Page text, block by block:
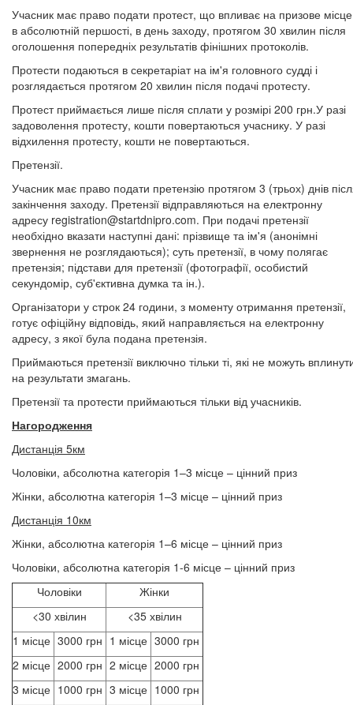
Учасник має право подати протест, що впливає на призове місце
в абсолютній першості, в день заходу, протягом 30 хвилин після
оголошення попередніх результатів фінішних протоколів.
Протести подаються в секретаріат на ім'я головного судді і
розглядається протягом 20 хвилин після подачі протесту.
Протест приймається лише після сплати у розмірі 200 грн.У разі
задоволення протесту, кошти повертаються учаснику. У разі
відхилення протесту, кошти не повертаються.
Претензії.
Учасник має право подати претензію протягом 3 (трьох) днів
закінчення заходу. Претензії відправляються на електронну
адресу registration@startdnipro.com. При подачі претензії
необхідно вказати наступні дані: прізвище та ім'я (анонімні
звернення не розглядаються); суть претензії, в чому полягає
претензія; підстави для претензії (фотографії, особистий
секундомір, суб'єктивна думка та ін.).
Організатори у строк 24 години, з моменту отримання претензії,
готує офіційну відповідь, який направляється на електронну
адресу, з якої була подана претензія.
Приймаються претензії виключно тільки ті, які не можуть
на результати змагань.
Претензії та протести приймаються тільки від учасників.
Нагородження
Дистанція 5км
Чоловіки, абсолютна категорія 1–3 місце – цінний приз
Жінки, абсолютна категорія 1–3 місце – цінний приз
Дистанція 10км
Жінки, абсолютна категорія 1–6 місце – цінний приз
Чоловіки, абсолютна категорія 1-6 місце – цінний приз
Чоловіки
Жінки
<30 хвілин
<35 хвілин
1 місце 3000 грн 1 місце 3000 грн
2 місце 2000 грн 2 місце 2000 грн
3 місце 1000 грн 3 місце 1000 грн